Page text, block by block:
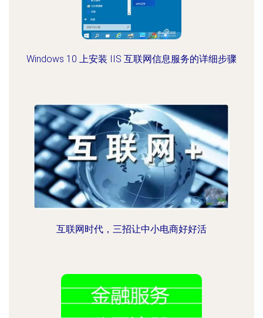
Windows 10 上安装 IIS 互联网信息服务的详细步骤
互联网时代，三招让中小电商好好活